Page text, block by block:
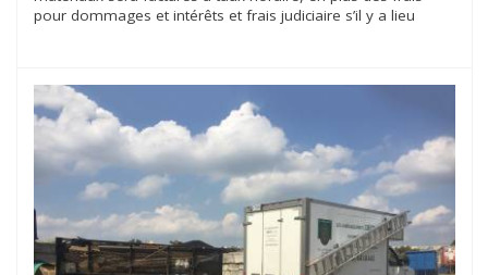
pour dommages et intérêts et frais judiciaire s’il y a lieu